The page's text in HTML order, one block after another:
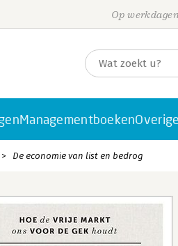
Op
Managementboeken
De economie van list en bedrog